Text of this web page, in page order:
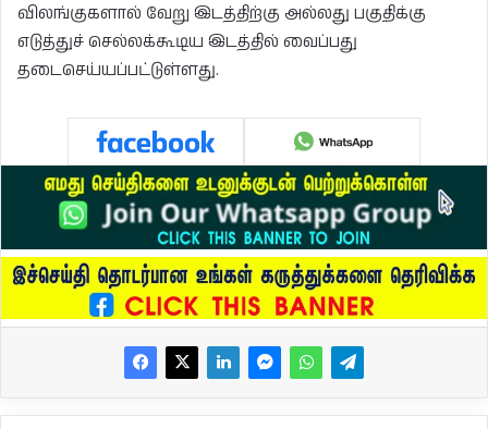
விலங்குகளால் வேறு இடத்திற்கு அல்லது பகுதிக்கு
எடுத்துச் செல்லக்கூடிய இடத்தில் வைப்பது
தடைசெய்யப்பட்டுள்ளது.